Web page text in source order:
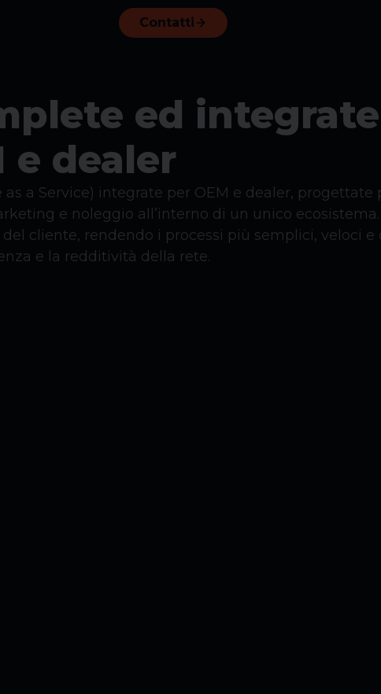
Contatti
ed
e dealer
a Service) integrate per OEM e dealer, progettate
e noleggio all’interno di un unico
cliente, rendendo i processi più semplici, veloci e
e la redditività della rete.